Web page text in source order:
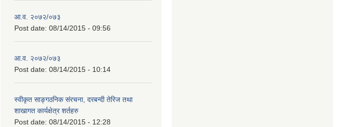
आ.व. २०७२/०७३
Post date: 08/14/2015 - 09:56
आ.व. २०७२/०७३
Post date: 08/14/2015 - 10:14
स्वीकृत साङ्गठनिक संरचना, दरबन्दी तेरिज तथा
शाखागत कार्यक्षेत्र शर्तहरु
Post date: 08/14/2015 - 12:28